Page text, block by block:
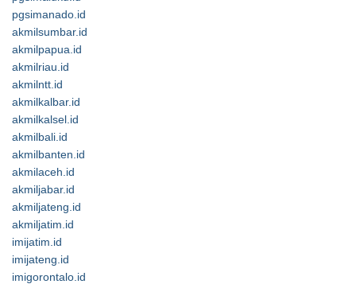
pgsimanado.id
akmilsumbar.id
akmilpapua.id
akmilriau.id
akmilntt.id
akmilkalbar.id
akmilkalsel.id
akmilbali.id
akmilbanten.id
akmilaceh.id
akmiljabar.id
akmiljateng.id
akmiljatim.id
imijatim.id
imijateng.id
imigorontalo.id